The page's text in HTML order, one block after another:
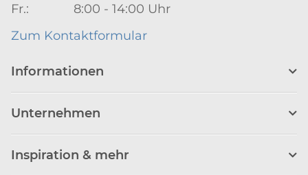
Fr.: 8:00 - 14:00 Uhr
Zum Kontaktformular
Informationen
Unternehmen
Inspiration & mehr